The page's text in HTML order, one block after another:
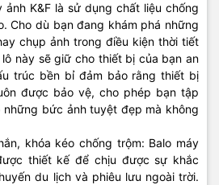
ảnh K&F là sử dụng chất liệu chống
Cho dù bạn đang khám phá những
chụp ảnh trong điều kiện thời tiết
này sẽ giữ cho thiết bị của bạn an
trúc bền bỉ đảm bảo rằng thiết bị
được bảo vệ, cho phép bạn tập
bức ảnh tuyệt đẹp mà không
khóa kéo chống trộm: Balo máy
thiết kế để chịu được sự khắc
du lịch và phiêu lưu ngoài trời.